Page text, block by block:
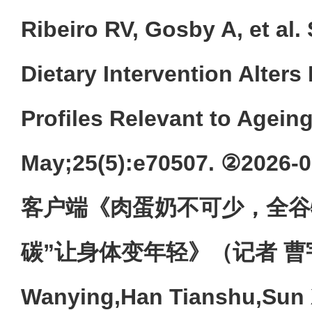
Ribeiro RV, Gosby A, et al.
Dietary Intervention Alters
Profiles Relevant to
May;25(5):e70507. ②2026-
客户端《肉蛋奶不可少，全
碳”让身体变年轻》（记者
Wanying,Han